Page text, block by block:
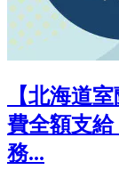
【北海道
費全額支
務...